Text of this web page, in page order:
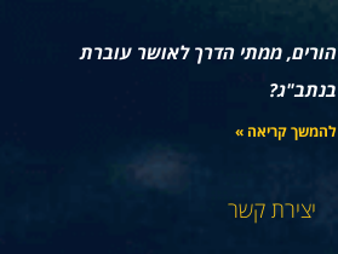
הורים, ממתי הדרך לאושר עוברת
בנתב"ג?
להמשך קריאה »
יצירת קשר